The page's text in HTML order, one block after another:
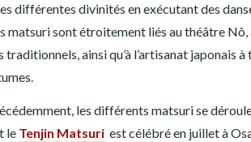
différentes divinités en exécutant des
matsuri sont étroitement liés au théâtre Nô,
traditionnels, ainsi qu’à l’artisanat japonais à
les différents matsuri se
le Tenjin Matsuri est célébré en juillet à